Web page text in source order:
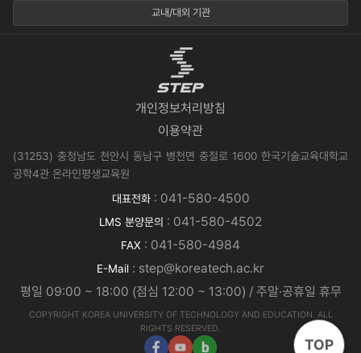
교내/대외 기관
개인정보처리방침
이용약관
(31253) 충청남도 천안시 동남구 병천면 충절로 1600 한국기술교육대학교
공학4관 온라인평생교육원
대표전화: 041-580-4500
LMS 분양문의 : 041-580-4502
FAX : 041-580-4984
E-Mail : step@koreatech.ac.kr
평일 09:00 ~ 18:00 (점심 12:00 ~ 13:00) / 주말·공휴일 휴무
COPYRIGHT KOREA UNIVERSITY OF TECHNOLOGY AND EDUCATION. ALL
RIGHTS RESERVED.
TOP